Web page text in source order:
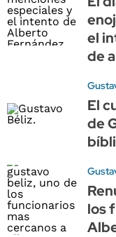
el
de
El
de
los